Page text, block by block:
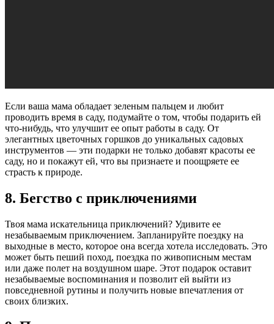
Если ваша мама обладает зеленым пальцем и любит
проводить время в саду, подумайте о том, чтобы подарить ей
что-нибудь, что улучшит ее опыт работы в саду. От
элегантных цветочных горшков до уникальных садовых
инструментов — эти подарки не только добавят красоты ее
саду, но и покажут ей, что вы признаете и поощряете ее
страсть к природе.
8. Бегство с приключениями
Твоя мама искательница приключений? Удивите ее
незабываемым приключением. Запланируйте поездку на
выходные в место, которое она всегда хотела исследовать. Это
может быть пеший поход, поездка по живописным местам
или даже полет на воздушном шаре. Этот подарок оставит
незабываемые воспоминания и позволит ей выйти из
повседневной рутины и получить новые впечатления от
своих близких.